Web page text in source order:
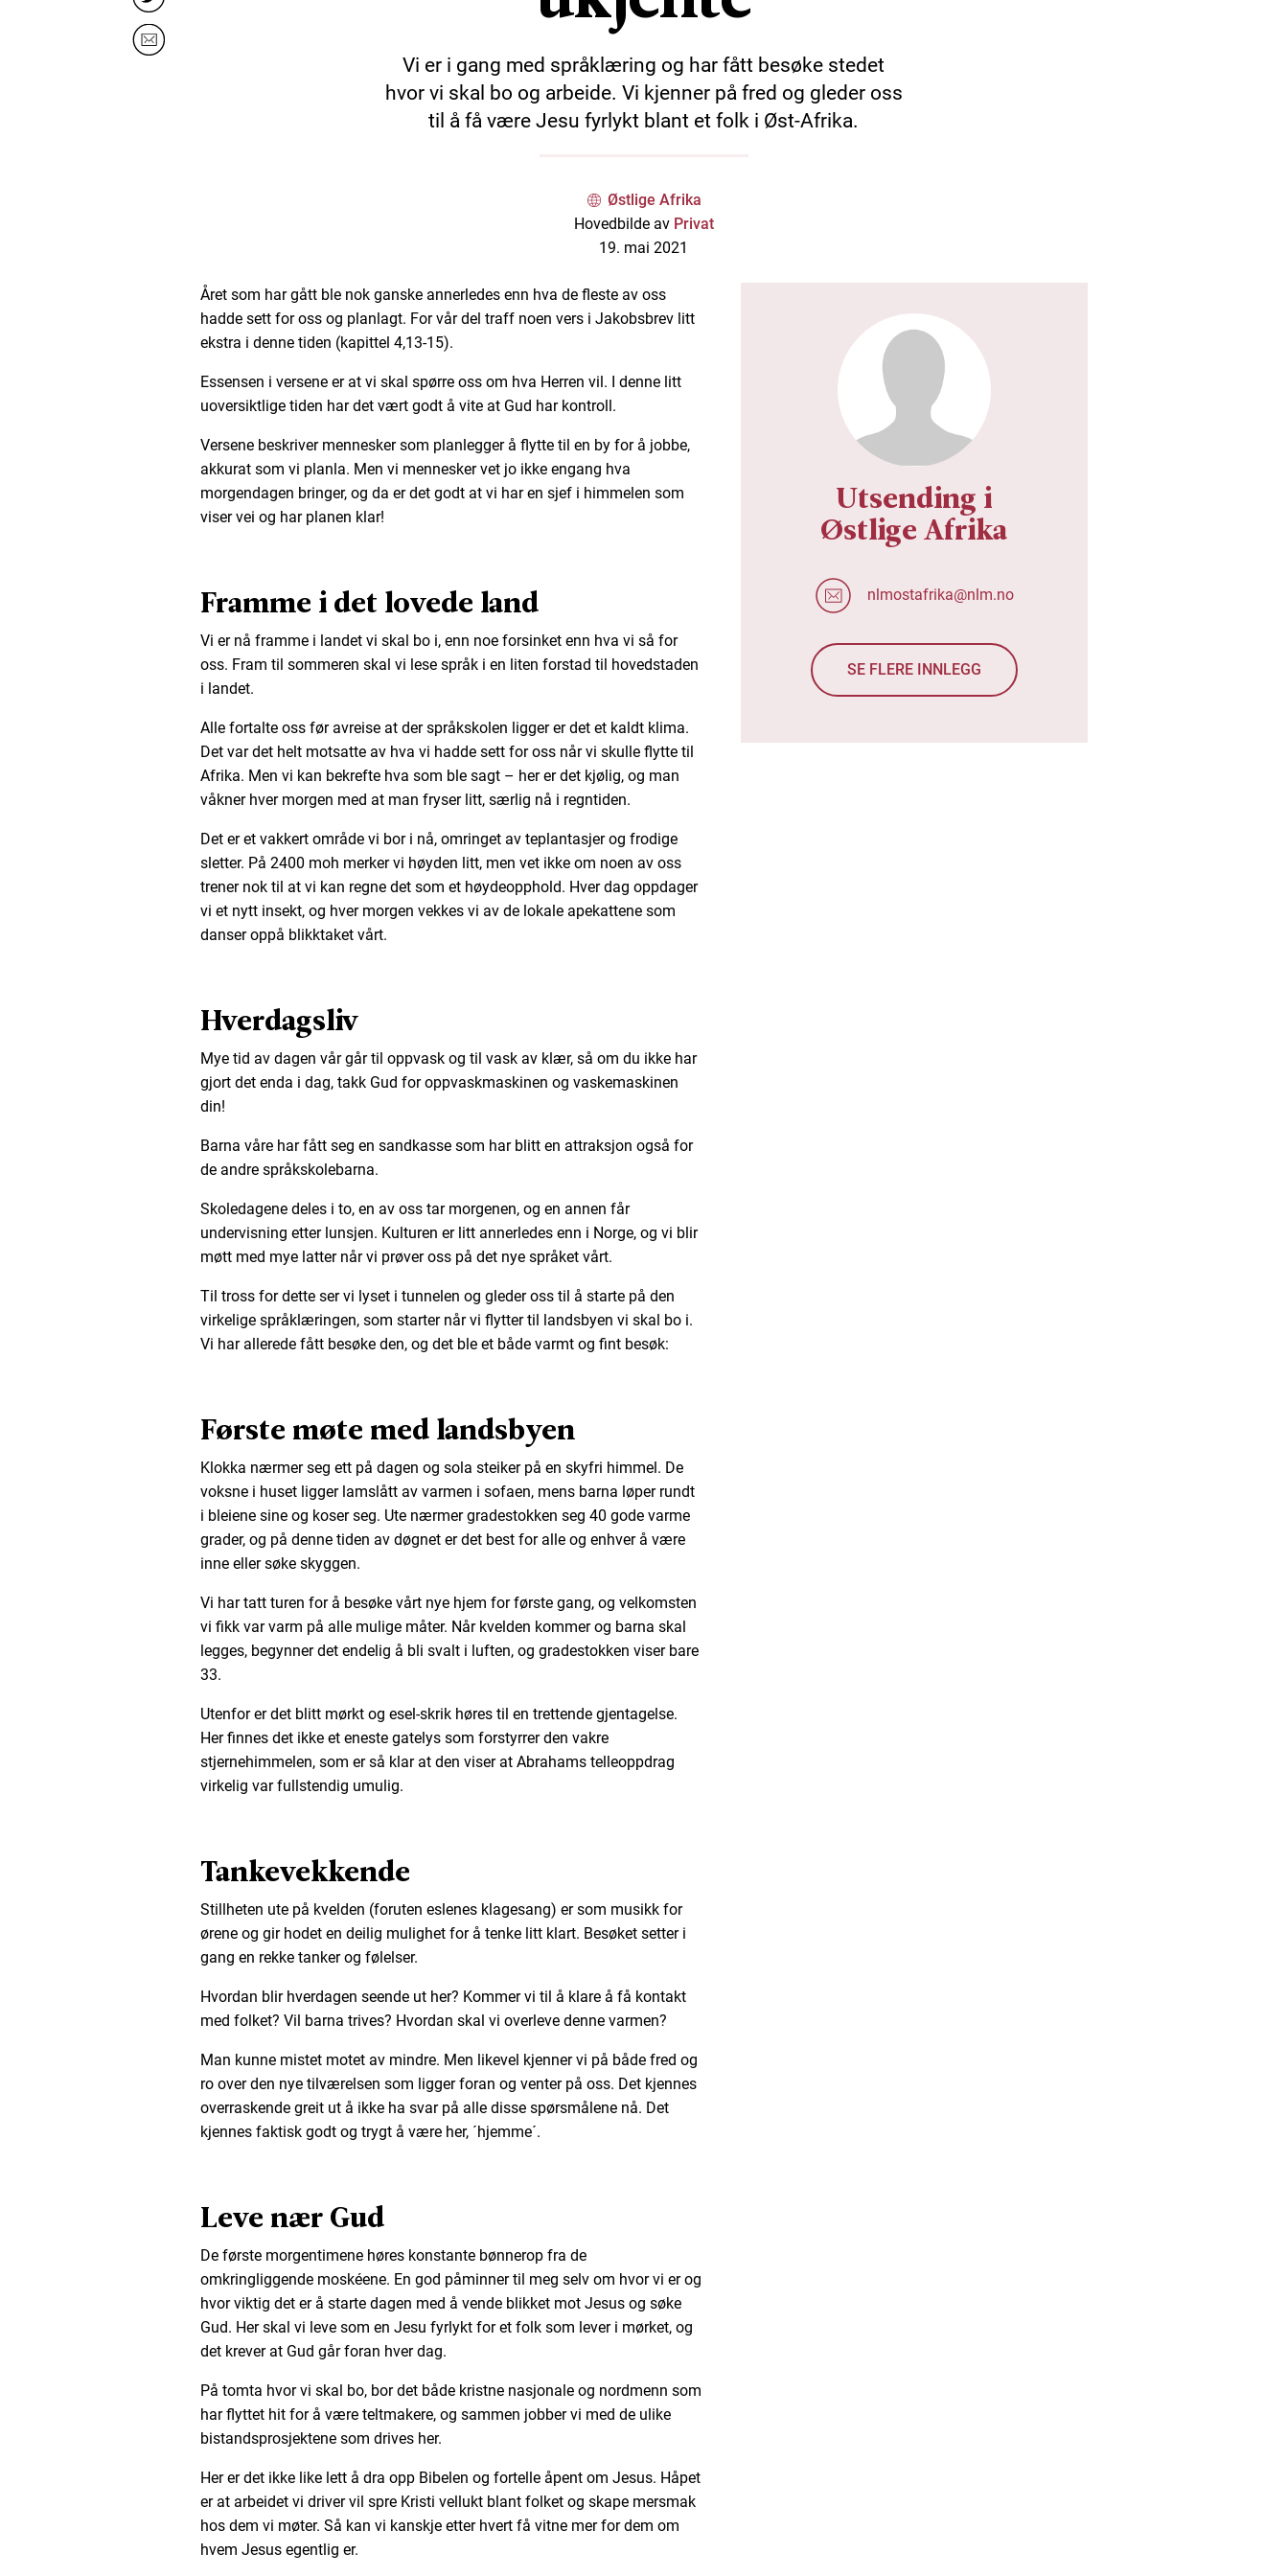
Vi er i gang med språklæring og har fått besøke stedet
hvor vi skal bo og arbeide. Vi kjenner på fred og gleder oss
til å få være Jesu fyrlykt blant et folk i Øst-Afrika.
Østlige Afrika
Hovedbilde av Privat
19. mai 2021
Året som har gått ble nok ganske annerledes enn hva de fleste av oss
hadde sett for oss og planlagt. For vår del traff noen vers i Jakobsbrev litt
ekstra i denne tiden (kapittel 4,13-15).
Essensen i versene er at vi skal spørre oss om hva Herren vil. I denne litt
uoversiktlige tiden har det vært godt å vite at Gud har kontroll.
Versene beskriver mennesker som planlegger å flytte til en by for å jobbe,
akkurat som vi planla. Men vi mennesker vet jo ikke engang hva
morgendagen bringer, og da er det godt at vi har en sjef i himmelen som
viser vei og har planen klar!
Framme i det lovede land
Vi er nå framme i landet vi skal bo i, enn noe forsinket enn hva vi så for
oss. Fram til sommeren skal vi lese språk i en liten forstad til hovedstaden
i landet.
Alle fortalte oss før avreise at der språkskolen ligger er det et kaldt klima.
Det var det helt motsatte av hva vi hadde sett for oss når vi skulle flytte til
Afrika. Men vi kan bekrefte hva som ble sagt – her er det kjølig, og man
våkner hver morgen med at man fryser litt, særlig nå i regntiden.
Det er et vakkert område vi bor i nå, omringet av teplantasjer og frodige
sletter. På 2400 moh merker vi høyden litt, men vet ikke om noen av oss
trener nok til at vi kan regne det som et høydeopphold. Hver dag oppdager
vi et nytt insekt, og hver morgen vekkes vi av de lokale apekattene som
danser oppå blikktaket vårt.
Hverdagsliv
Mye tid av dagen vår går til oppvask og til vask av klær, så om du ikke har
gjort det enda i dag, takk Gud for oppvaskmaskinen og vaskemaskinen
din!
Barna våre har fått seg en sandkasse som har blitt en attraksjon også for
de andre språkskolebarna.
Skoledagene deles i to, en av oss tar morgenen, og en annen får
undervisning etter lunsjen. Kulturen er litt annerledes enn i Norge, og vi blir
møtt med mye latter når vi prøver oss på det nye språket vårt.
Til tross for dette ser vi lyset i tunnelen og gleder oss til å starte på den
virkelige språklæringen, som starter når vi flytter til landsbyen vi skal bo i.
Vi har allerede fått besøke den, og det ble et både varmt og fint besøk:
Første møte med landsbyen
Klokka nærmer seg ett på dagen og sola steiker på en skyfri himmel. De
voksne i huset ligger lamslått av varmen i sofaen, mens barna løper rundt
i bleiene sine og koser seg. Ute nærmer gradestokken seg 40 gode varme
grader, og på denne tiden av døgnet er det best for alle og enhver å være
inne eller søke skyggen.
Vi har tatt turen for å besøke vårt nye hjem for første gang, og velkomsten
vi fikk var varm på alle mulige måter. Når kvelden kommer og barna skal
legges, begynner det endelig å bli svalt i luften, og gradestokken viser bare
33.
Utenfor er det blitt mørkt og esel-skrik høres til en trettende gjentagelse.
Her finnes det ikke et eneste gatelys som forstyrrer den vakre
stjernehimmelen, som er så klar at den viser at Abrahams telleoppdrag
virkelig var fullstendig umulig.
Tankevekkende
Stillheten ute på kvelden (foruten eslenes klagesang) er som musikk for
ørene og gir hodet en deilig mulighet for å tenke litt klart. Besøket setter i
gang en rekke tanker og følelser.
Hvordan blir hverdagen seende ut her? Kommer vi til å klare å få kontakt
med folket? Vil barna trives? Hvordan skal vi overleve denne varmen?
Man kunne mistet motet av mindre. Men likevel kjenner vi på både fred og
ro over den nye tilværelsen som ligger foran og venter på oss. Det kjennes
overraskende greit ut å ikke ha svar på alle disse spørsmålene nå. Det
kjennes faktisk godt og trygt å være her, ´hjemme´.
Leve nær Gud
De første morgentimene høres konstante bønnerop fra de
omkringliggende moskéene. En god påminner til meg selv om hvor vi er og
hvor viktig det er å starte dagen med å vende blikket mot Jesus og søke
Gud. Her skal vi leve som en Jesu fyrlykt for et folk som lever i mørket, og
det krever at Gud går foran hver dag.
På tomta hvor vi skal bo, bor det både kristne nasjonale og nordmenn som
har flyttet hit for å være teltmakere, og sammen jobber vi med de ulike
bistandsprosjektene som drives her.
Her er det ikke like lett å dra opp Bibelen og fortelle åpent om Jesus. Håpet
er at arbeidet vi driver vil spre Kristi vellukt blant folket og skape mersmak
hos dem vi møter. Så kan vi kanskje etter hvert få vitne mer for dem om
hvem Jesus egentlig er.
Utsending i
Østlige Afrika
nlmostafrika@nlm.no
SE FLERE INNLEGG